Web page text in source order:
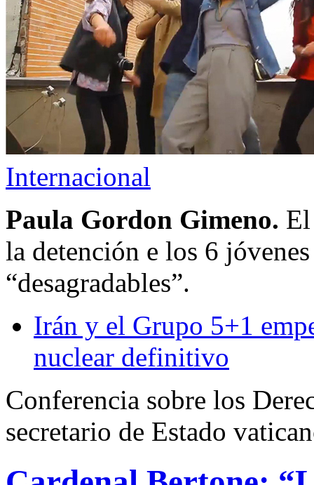
Internacional
Paula Gordon Gimeno.
la detención e los 6
“desagradables”.
Irán y el Grupo 5+1
nuclear definitivo
Conferencia sobre los
secretario de Estado